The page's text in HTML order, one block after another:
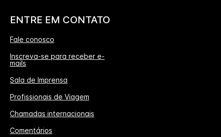
ENTRE EM CONTATO
Fale conosco
Inscreva-se para receber e-
mails
Sala de Imprensa
Profissionais de Viagem
Chamadas internacionais
Comentários